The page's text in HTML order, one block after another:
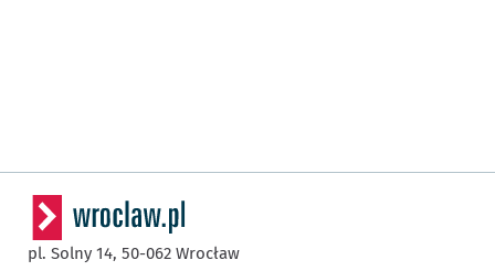
pl. Solny 14, 50-062 Wrocław